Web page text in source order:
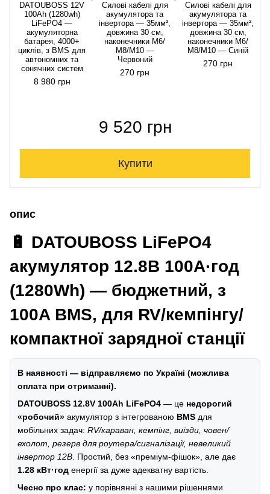
DATOUBOSS 12V
100Ah (1280wh)
LiFePO4 —
акумуляторна
батарея, 4000+
циклів, з BMS для
автономних та
сонячних систем
8 980 грн
Силові кабелі для
акумулятора та
інвертора — 35мм²,
довжина 30 см,
наконечники М6/
М8/М10 —
Червоний
270 грн
Силові кабелі для
акумулятора та
інвертора — 35мм²,
довжина 30 см,
наконечники М6/
М8/М10 — Синій
270 грн
9 520 грн
Купити
опис
🔋 DATOUBOSS LiFePO4
акумулятор 12.8В 100А·год
(1280Wh) — бюджетний, з
100A BMS, для RV/кемпінгу/
компактної зарядної станції
В наявності — відправляємо по Україні (можлива
оплата при отриманні).
DATOUBOSS 12.8V 100Ah LiFePO4 — це недорогий
«робочий» акумулятор з інтегрованою BMS для
мобільних задач: RV/караван, кемпінг, виїзди, човен/
ехолот, резерв для роутера/сигналізації, невеликий
інвертор 12В . Простий, без «преміум-фішок», але дає
1.28 кВт·год енергії за дуже адекватну вартість.
Чесно про клас: у порівнянні з нашими рішеннями